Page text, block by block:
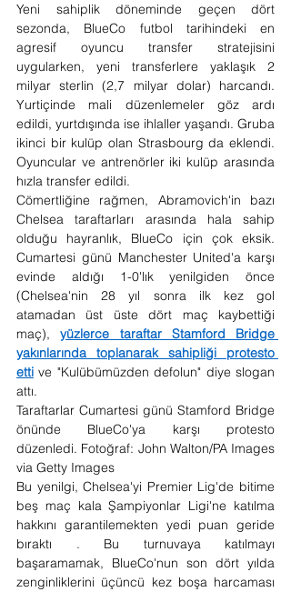
Yeni sahiplik döneminde geçen dört
sezonda, BlueCo futbol tarihindeki en
agresif oyuncu transfer stratejisini
uygularken, yeni transferlere yaklaşık 2
milyar sterlin (2,7 milyar dolar) harcandı.
Yurtiçinde mali düzenlemeler göz ardı
edildi, yurtdışında ise ihlaller yaşandı. Gruba
ikinci bir kulüp olan Strasbourg da eklendi.
Oyuncular ve antrenörler iki kulüp arasında
hızla transfer edildi.
Cömertliğine rağmen, Abramovich'in bazı
Chelsea taraftarları arasında hala sahip
olduğu hayranlık, BlueCo için çok eksik.
Cumartesi günü Manchester United'a karşı
evinde aldığı 1-0'lık yenilgiden önce
(Chelsea'nin 28 yıl sonra ilk kez gol
atamadan üst üste dört maç kaybettiği
maç), yüzlerce taraftar Stamford Bridge
yakınlarında toplanarak sahipliği protesto
etti ve "Kulübümüzden defolun" diye slogan
attı.
Taraftarlar Cumartesi günü Stamford Bridge
önünde BlueCo'ya karşı protesto
düzenledi. Fotoğraf: John Walton/PA Images
via Getty Images
Bu yenilgi, Chelsea'yi Premier Lig'de bitime
beş maç kala Şampiyonlar Ligi'ne katılma
hakkını garantilemekten yedi puan geride
bıraktı . Bu turnuvaya katılmayı
başaramamak, BlueCo'nun son dört yılda
zenginliklerini üçüncü kez boşa harcaması